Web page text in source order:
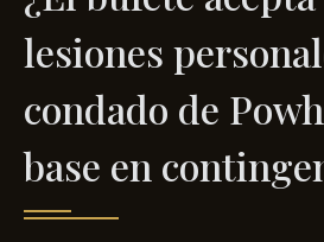
lesiones
condado de
base en